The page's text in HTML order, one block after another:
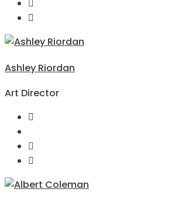
Ashley Riordan
Art Director